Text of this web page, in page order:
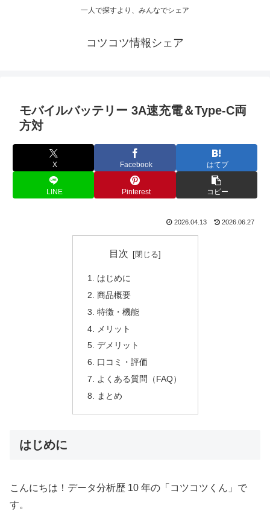
一人で探すより、みんなでシェア
コツコツ情報シェア
モバイルバッテリー 3A速充電＆Type-C両
方対
X Facebook はてブ
LINE Pinterest コピー
2026.04.13 2026.06.27
目次
はじめに
商品概要
特徴・機能
メリット
デメリット
口コミ・評価
よくある質問（FAQ）
まとめ
はじめに
こんにちは！データ分析歴 10 年の「コツコツくん」で
す。